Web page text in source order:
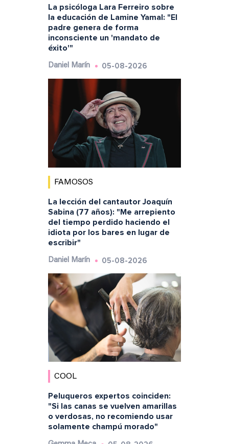
La psicóloga Lara Ferreiro sobre
la educación de Lamine Yamal: "El
padre genera de forma
inconsciente un 'mandato de
éxito'"
Daniel Marín 05-08-2026
FAMOSOS
La lección del cantautor Joaquín
Sabina (77 años): "Me arrepiento
del tiempo perdido haciendo el
idiota por los bares en lugar de
escribir"
Daniel Marín 05-08-2026
COOL
Peluqueros expertos coinciden:
"Si las canas se vuelven amarillas
o verdosas, no recomiendo usar
solamente champú morado"